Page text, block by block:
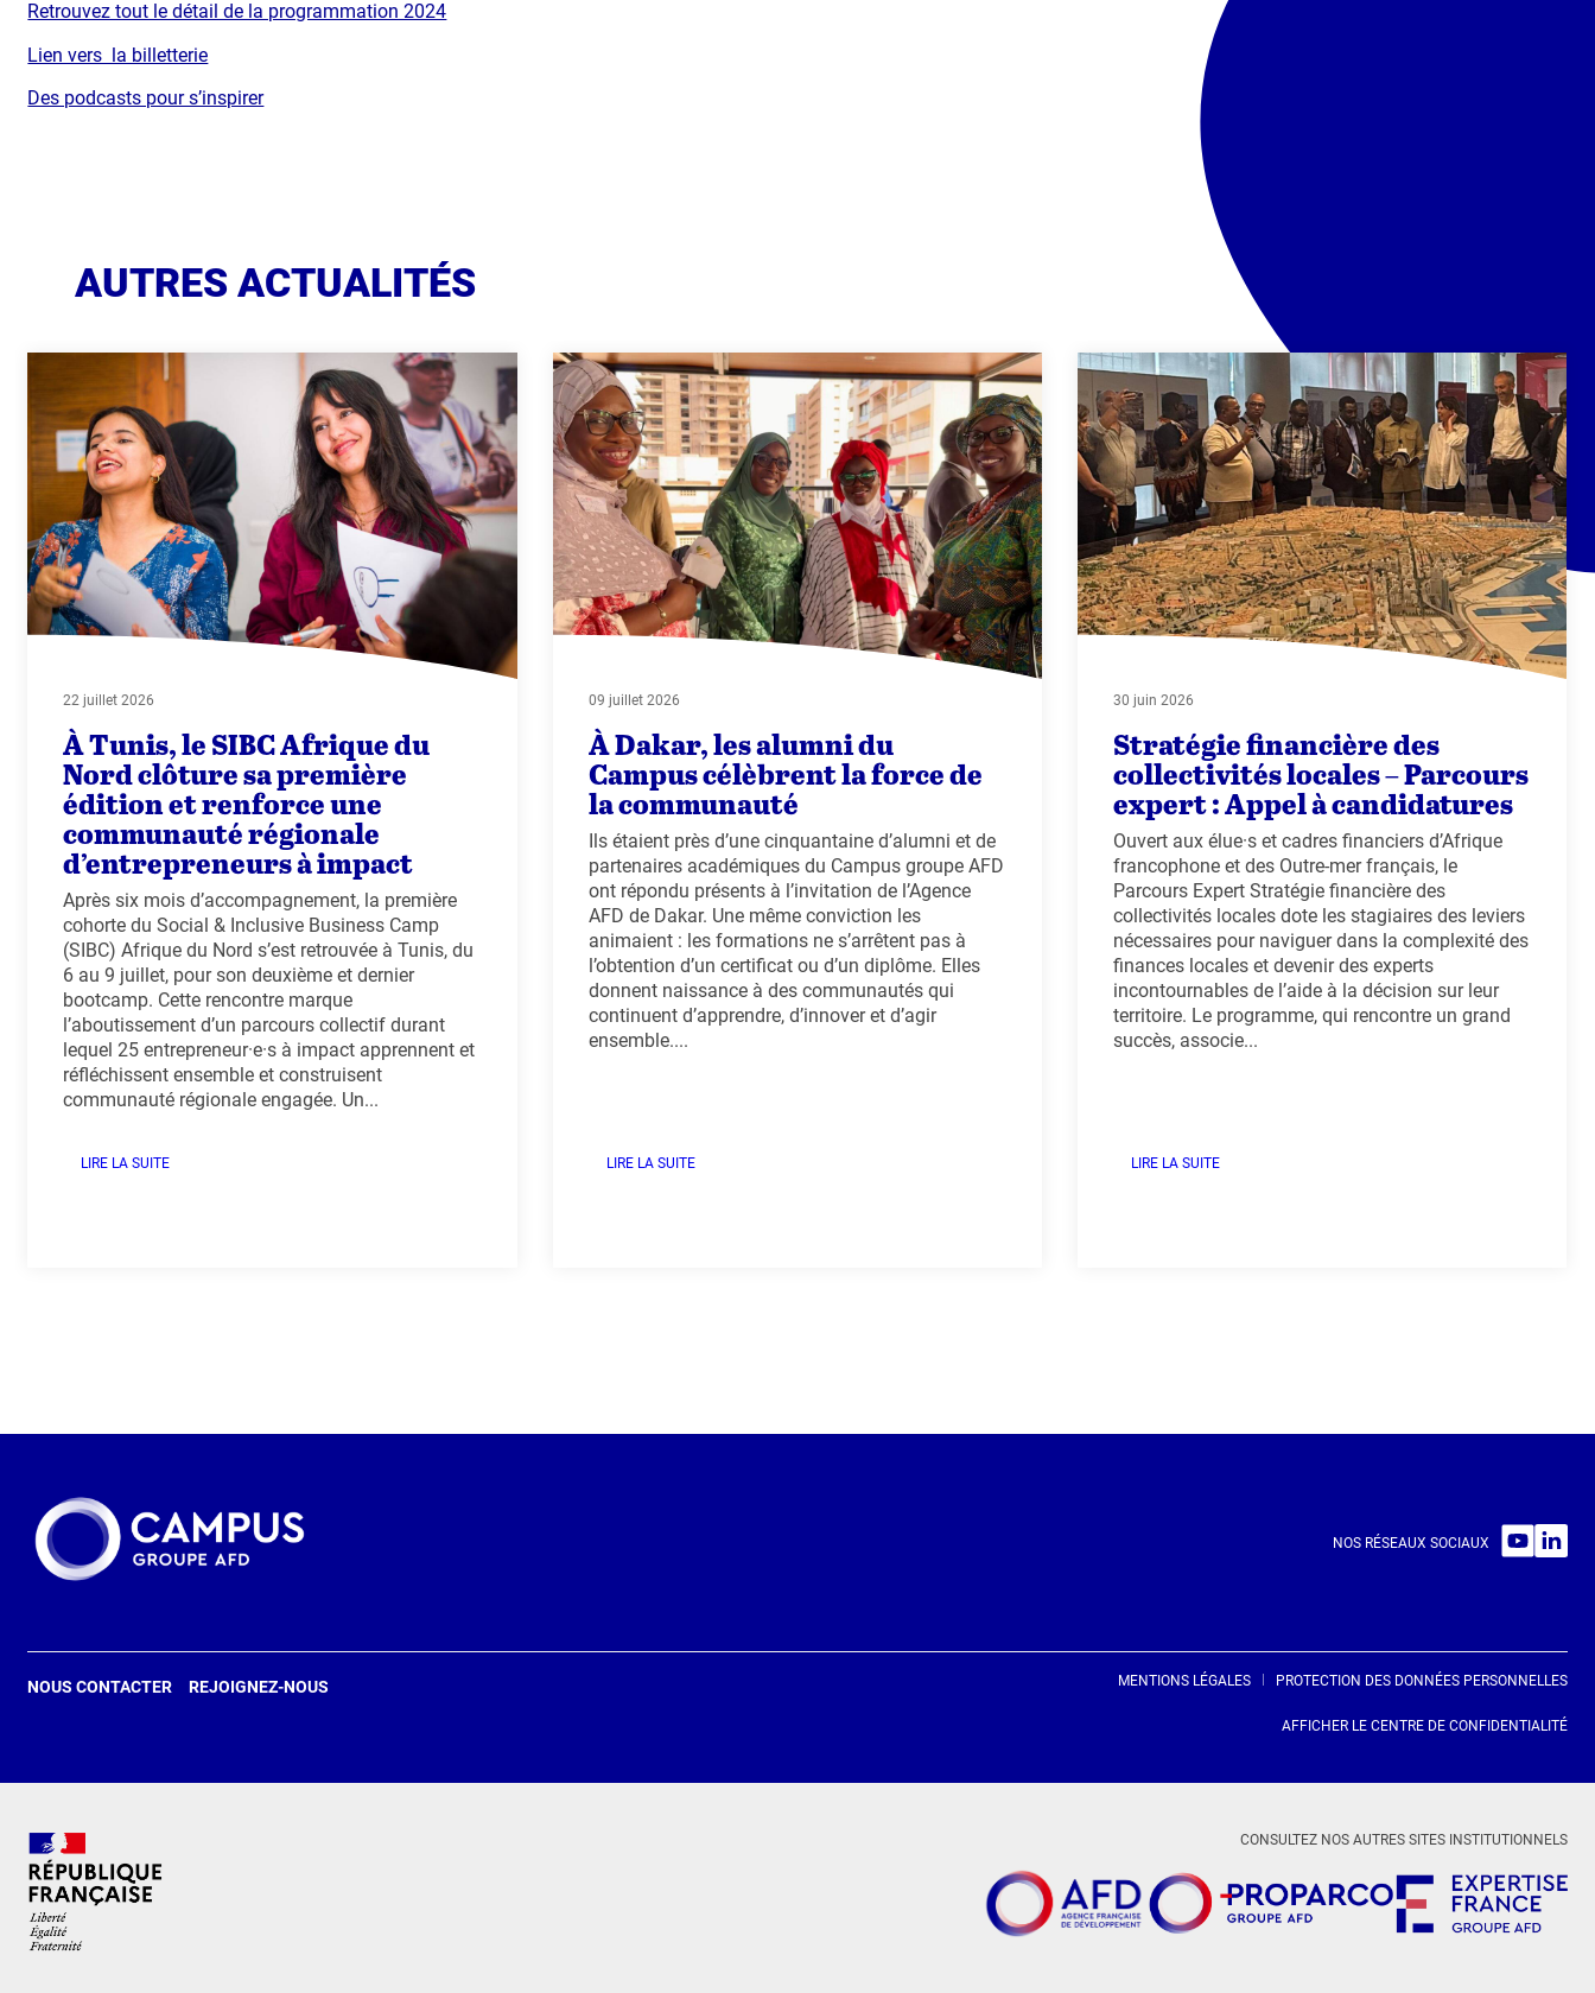
Retrouvez tout le détail de la programmation 2024
Lien vers la billetterie
Des podcasts pour s’inspirer
AUTRES ACTUALITÉS
22 juillet 2026
À Tunis, le SIBC Afrique du
Nord clôture sa première
édition et renforce une
communauté régionale
d’entrepreneurs à impact
Après six mois d’accompagnement, la première
cohorte du Social & Inclusive Business Camp
(SIBC) Afrique du Nord s’est retrouvée à Tunis, du
6 au 9 juillet, pour son deuxième et dernier
bootcamp. Cette rencontre marque
l’aboutissement d’un parcours collectif durant
lequel 25 entrepreneur·e·s à impact apprennent et
réfléchissent ensemble et construisent
communauté régionale engagée. Un...
LIRE LA SUITE
09 juillet 2026
À Dakar, les alumni du
Campus célèbrent la force de
la communauté
Ils étaient près d’une cinquantaine d’alumni et de
partenaires académiques du Campus groupe AFD
ont répondu présents à l’invitation de l’Agence
AFD de Dakar. Une même conviction les
animaient : les formations ne s’arrêtent pas à
l’obtention d’un certificat ou d’un diplôme. Elles
donnent naissance à des communautés qui
continuent d’apprendre, d’innover et d’agir
ensemble....
LIRE LA SUITE
30 juin 2026
Stratégie financière des
collectivités locales – Parcours
expert : Appel à candidatures
Ouvert aux élue·s et cadres financiers d’Afrique
francophone et des Outre-mer français, le
Parcours Expert Stratégie financière des
collectivités locales dote les stagiaires des leviers
nécessaires pour naviguer dans la complexité des
finances locales et devenir des experts
incontournables de l’aide à la décision sur leur
territoire. Le programme, qui rencontre un grand
succès, associe...
LIRE LA SUITE
NOS RÉSEAUX SOCIAUX
NOUS CONTACTER REJOIGNEZ-NOUS MENTIONS LÉGALES PROTECTION DES DONNÉES PERSONNELLES
AFFICHER LE CENTRE DE CONFIDENTIALITÉ
CONSULTEZ NOS AUTRES SITES INSTITUTIONNELS